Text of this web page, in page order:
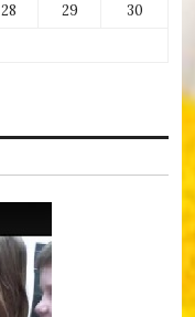
28 29
30